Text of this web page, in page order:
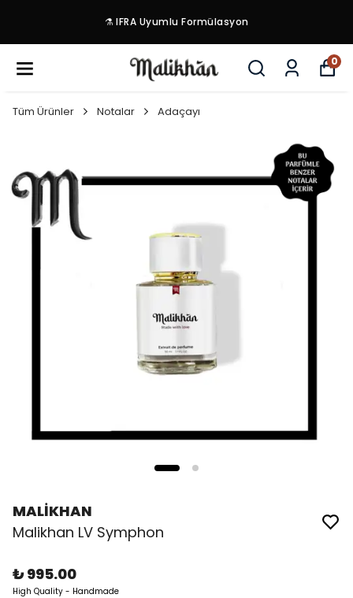
⚗️ IFRA Uyumlu Formülasyon
0
Tüm Ürünler Notalar Adaçayı
MALİKHAN
Malikhan LV Symphon
₺ 995.00
High Quality - Handmade